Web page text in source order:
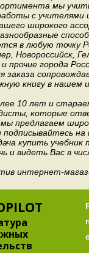
мы
с учителями
широкого
в любую точку
Новороссийск,
прочие города
заказа
книгу в
10 лет и
которые
предлагаем
подписывайтесь
купить
и видеть Вас в
интернет-